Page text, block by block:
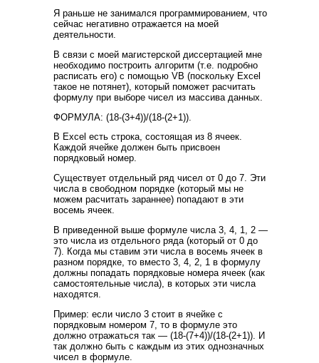
Я раньше не занимался программированием, что
сейчас негативно отражается на моей
деятельности.
В связи с моей магистерской диссертацией мне
необходимо построить алгоритм (т.е. подробно
расписать его) с помощью VB (поскольку Excel
такое не потянет), который поможет расчитать
формулу при выборе чисел из массива данных.
ФОРМУЛА: (18-(3+4))/(18-(2+1)).
В Excel есть строка, состоящая из 8 ячеек.
Каждой ячейке должен быть присвоен
порядковый номер.
Существует отдельный ряд чисел от 0 до 7. Эти
числа в свободном порядке (который мы не
можем расчитать зараннее) попадают в эти
восемь ячеек.
В приведенной выше формуле числа 3, 4, 1, 2 —
это числа из отдельного ряда (который от 0 до
7). Когда мы ставим эти числа в восемь ячеек в
разном порядке, то вместо 3, 4, 2, 1 в формулу
должны попадать порядковые номера ячеек (как
самостоятельные числа), в которых эти числа
находятся.
Пример: если число 3 стоит в ячейке с
порядковым номером 7, то в формуле это
должно отражаться так — (18-(7+4))/(18-(2+1)). И
так должно быть с каждым из этих однозначных
чисел в формуле.